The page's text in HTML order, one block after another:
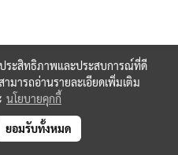
ประสิทธิภาพและประสบการณ์ที่ดี
มารถอ่านรายละเอียดเพิ่มเติม
นโยบายคุกกี้
ยอมรับทั้งหมด